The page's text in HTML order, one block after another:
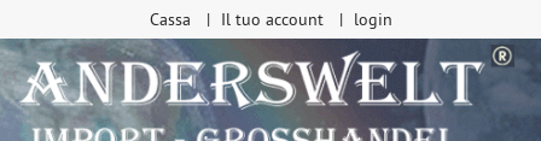
Cassa Il tuo account login